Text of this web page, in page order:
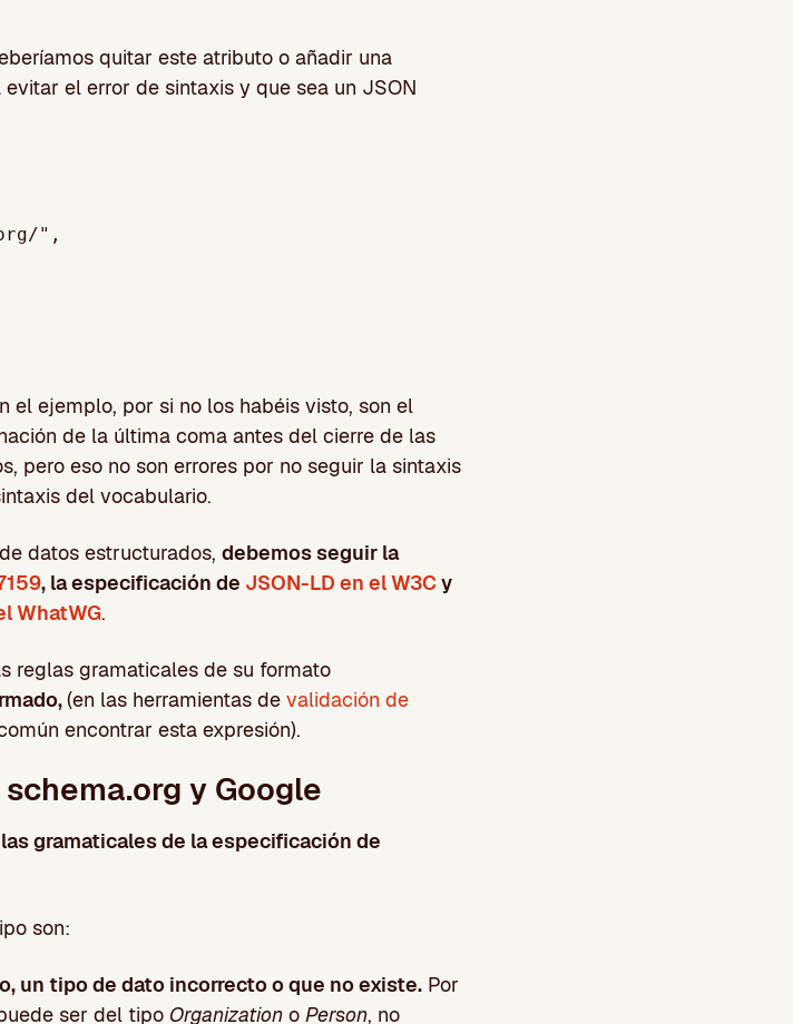
quitar este atributo o añadir una
el error de sintaxis y que sea un JSON
el ejemplo, por si no los habéis visto, son el
de la última coma antes del cierre de las
pero eso no son errores por no seguir la sintaxis
del vocabulario.
datos estructurados, debemos seguir la
, la especificación de JSON-LD en el W3Cy
WhatWG.
reglas gramaticales de su formato
(en las herramientas de validación de
encontrar esta expresión).
y Google
gramaticales de la especificación de
son:
un tipo de dato incorrecto o que no existe. Por
ser del tipo Organization o Person, no